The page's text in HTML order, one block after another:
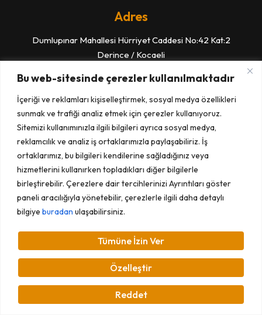
Bu web-sitesinde çerezler kullanılmaktadır
İçeriği ve reklamları kişiselleştirmek, sosyal medya özellikleri
sunmak ve trafiği analiz etmek için çerezler kullanıyoruz.
Sitemizi kullanımınızla ilgili bilgileri ayrıca sosyal medya,
reklamcılık ve analiz iş ortaklarımızla paylaşabiliriz. İş
ortaklarımız, bu bilgileri kendilerine sağladığınız veya
hizmetlerini kullanırken topladıkları diğer bilgilerle
birleştirebilir. Çerezlere dair tercihlerinizi Ayrıntıları göster
paneli aracılığıyla yönetebilir, çerezlerle ilgili daha detaylı
bilgiye buradan ulaşabilirsiniz.
Özelleştir
Reddet
Tümüne İzin Ver
Adres
Dumlupınar Mahallesi Hürriyet Caddesi No:42 Kat:2
Derince / Kocaeli
İletişim
Merkez: 0 262 239 7777
Teknik Destek: 0 850 200 0860
UTTS Montaj :0 850 307 4100
Gizlilik ve Güvenlik
© 2026 · Seyir Mobil